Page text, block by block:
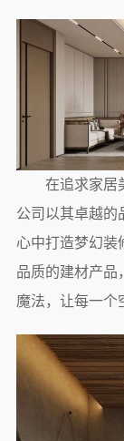
在追求家居
公司以其卓越的
心中打造梦幻装
品质的建材产品
魔法，让每一个